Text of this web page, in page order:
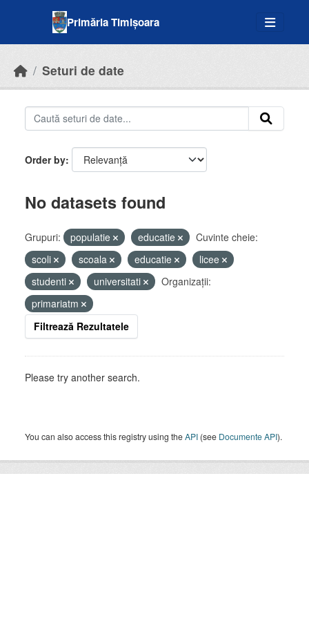
Primăria Timișoara
Seturi de date
Order by
No datasets found
Grupuri: populatie educatie
Cuvinte cheie:
scoli
scoala educatie
licee
studenti
universitati
Organizații:
primariatm
Filtrează Rezultatele
Please try another search.
You can also access this registry using theAPI (see Documente API).